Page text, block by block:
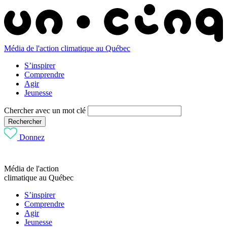
Média de l'action climatique au Québec
S’inspirer
Comprendre
Agir
Jeunesse
Chercher avec un mot clé
Rechercher
Donnez
Média de l'action
climatique au Québec
S’inspirer
Comprendre
Agir
Jeunesse